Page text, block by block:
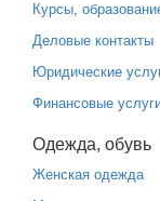
Курсы,
Деловые контакты
Юридические
Финансовые
Одежда, обувь
Женская одежда